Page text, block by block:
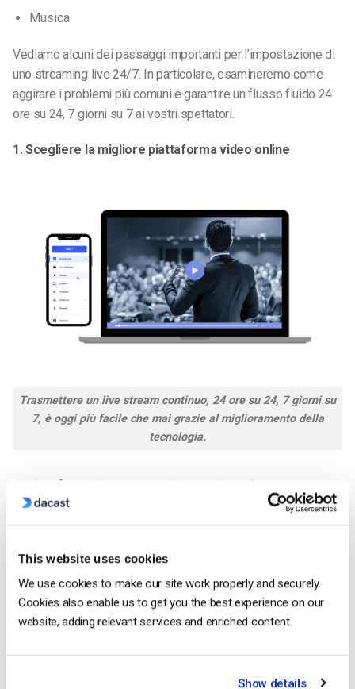
This website uses cookies
We use cookies to make our site work properly and securely.
Cookies also enable us to get you the best experience on our
website, adding relevant services and enriched content.
Show details
Musica
Vediamo alcuni dei passaggi importanti per l’impostazione di
uno streaming live 24/7. In particolare, esamineremo come
aggirare i problemi più comuni e garantire un flusso fluido 24
ore su 24, 7 giorni su 7 ai vostri spettatori.
1. Scegliere la migliore piattaforma video online
Trasmettere un live stream continuo, 24 ore su 24, 7 giorni su
7, è oggi più facile che mai grazie al miglioramento della
tecnologia.
La piattaforma di streaming online scelta per la trasmissione
in diretta può rendere il progetto più efficace o meno.
Imparare a fare un live stream di 24 ore è solo l’inizio: per
piattaforma solida e affidabile. Per lanciare uno streaming in
diretta 24/7, è necessario unpiattaforma video onlineo, in
breve, OVP.
In genere, le applicazioni onlineservizi di hosting video